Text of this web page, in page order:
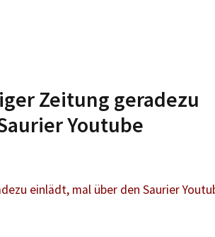
Zeitung geradezu
Youtube
einlädt, mal über den Saurier